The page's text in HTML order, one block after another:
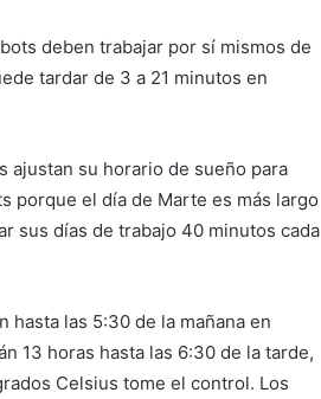
deben trabajar por sí mismos de
tardar de 3 a 21 minutos en
ajustan su horario de sueño para
porque el día de Marte es más largo
sus días de trabajo 40 minutos cada
las 5:30 de la mañana en
13 horas hasta las 6:30 de la tarde,
Celsius tome el control. Los